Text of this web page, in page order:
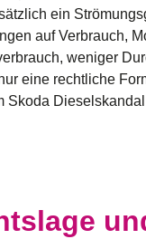
ein
auf Verbrauch,
weniger
eine rechtliche
Skoda Dieselskandal